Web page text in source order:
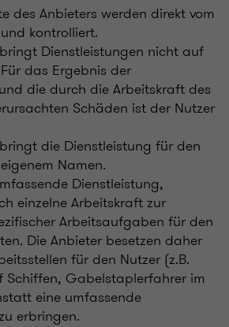
des Anbieters werden direkt vom
kontrolliert.
Dienstleistungen nicht auf
das Ergebnis der
die durch die Arbeitskraft des
Schäden ist der Nutzer
die Dienstleistung für den
Namen.
Dienstleistung,
einzelne Arbeitskraft zur
Arbeitsaufgaben für den
Die Anbieter besetzen daher
für den Nutzer (z.B.
Schiffen, Gabelstaplerfahrer im
eine umfassende
erbringen.